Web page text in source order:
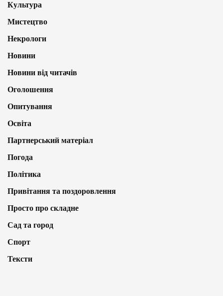
Культура
Мистецтво
Некрологи
Новини
Новини від читачів
Оголошення
Опитування
Освіта
Партнерський матеріал
Погода
Політика
Привітання та поздоровлення
Просто про складне
Сад та город
Спорт
Тексти